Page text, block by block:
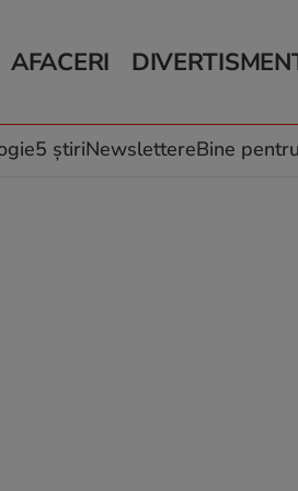
AFACERI
Auto
Locuri de muncă
Horoscop
Muzică și Filme
5 știriNewslettereBine